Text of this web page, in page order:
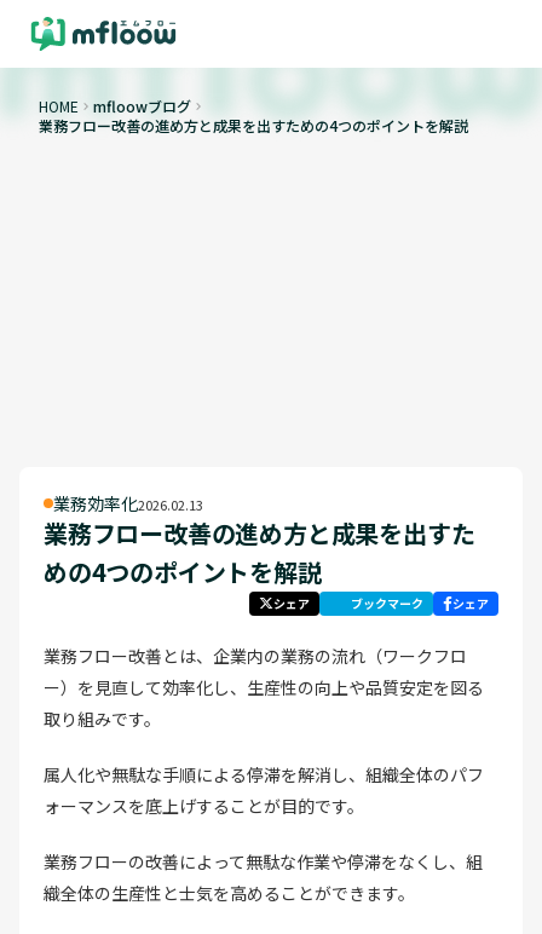
HOME keyboard_arrow_right mfloowブログ keyboard_arrow_right
業務フロー改善の進め方と成果を出すための4つのポイントを解説
業務効率化2026.02.13
業務フロー改善の進め方と成果を出すた
めの4つのポイントを解説
シェア ブックマーク シェア
業務フロー改善とは、企業内の業務の流れ（ワークフロ
ー）を見直して効率化し、生産性の向上や品質安定を図る
取り組みです。
属人化や無駄な手順による停滞を解消し、組織全体のパフ
ォーマンスを底上げすることが目的です。
業務フローの改善によって無駄な作業や停滞をなくし、組
織全体の生産性と士気を高めることができます。